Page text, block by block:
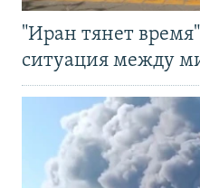
"Иран тянет
ситуация между